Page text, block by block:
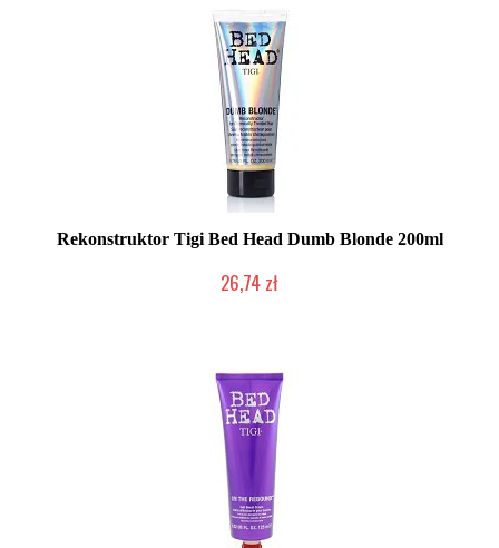
Rekonstruktor Tigi Bed Head Dumb Blonde 200ml
26,74 zł